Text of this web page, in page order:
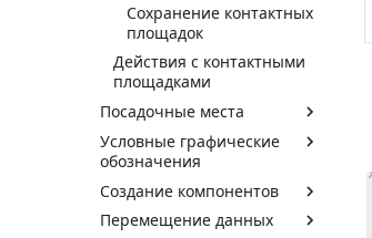
Сохранение контактных
площадок
Действия с контактными
площадками
Посадочные места
Условные графические
обозначения
Создание компонентов
Перемещение данных